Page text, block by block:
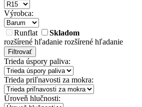
Výrobca:
Runflat
Skladom
rozšírené hľadanie rozšírené hľadanie
Filtrovať
Trieda úspory paliva:
Trieda priľnavosti za mokra:
Úroveň hlučnosti: